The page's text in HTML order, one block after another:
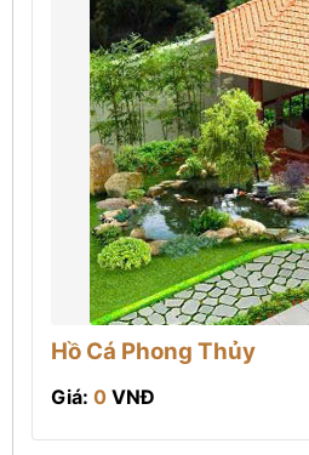
Hồ Cá Phong Thủy
Giá: 0 VNĐ